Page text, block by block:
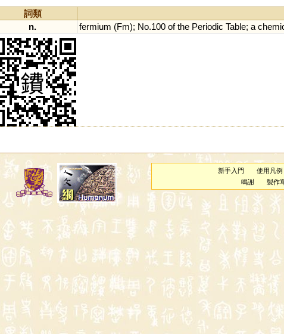
詞類
n.
fermium (Fm); No.100 of the Periodic Table; a
新手入門 使用凡例
鳴謝
製作